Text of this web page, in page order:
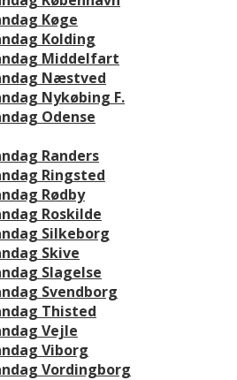
Køge
Kolding
Middelfart
Næstved
Nykøbing F.
Odense
Randers
Ringsted
Rødby
Roskilde
Silkeborg
Skive
Slagelse
Svendborg
Thisted
Vejle
Viborg
Vordingborg